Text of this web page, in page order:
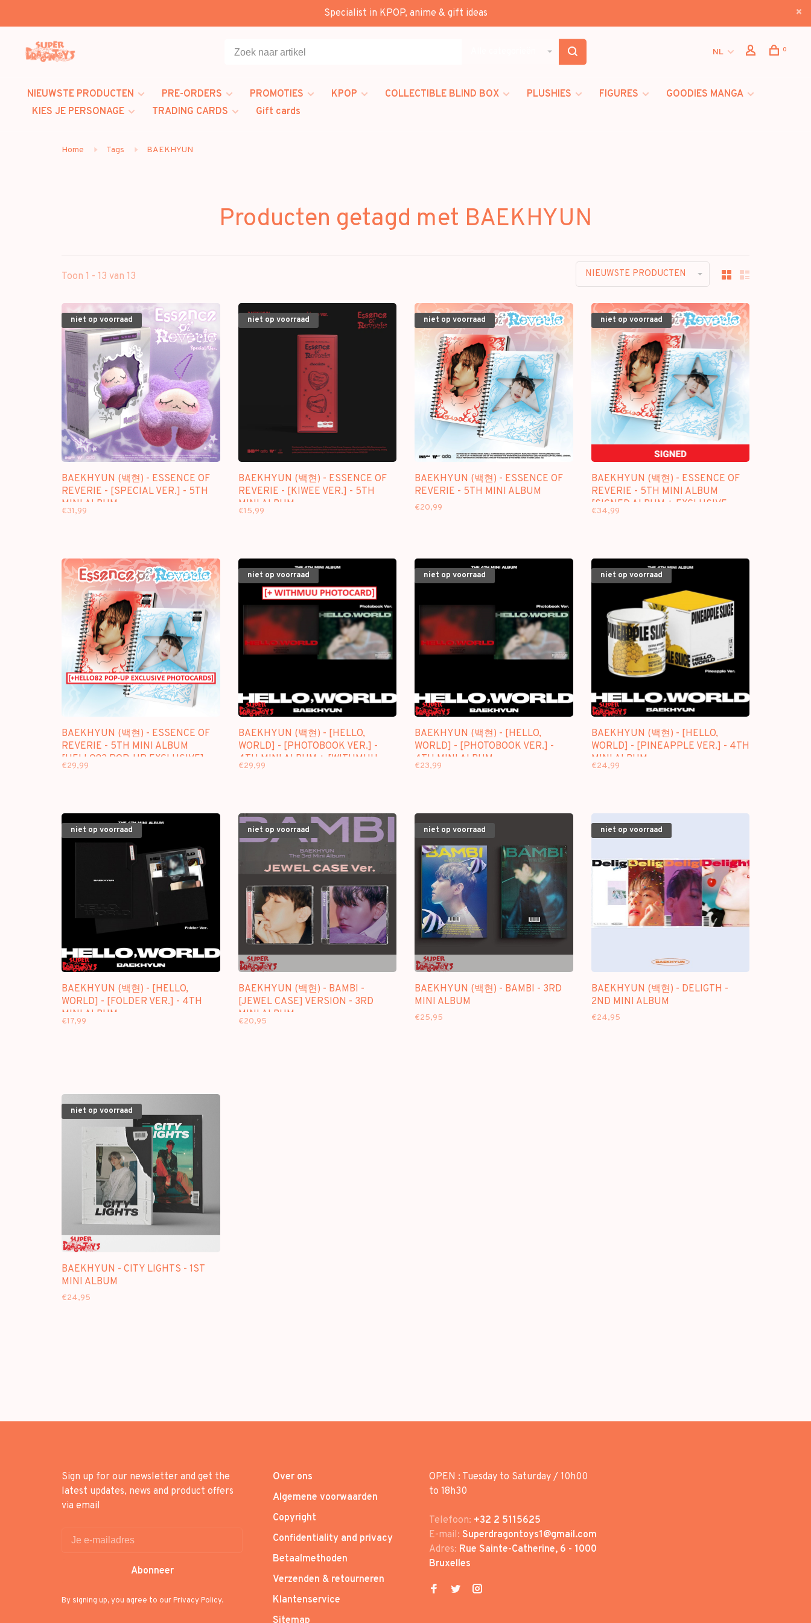
Specialist in KPOP, anime & gift ideas
NL 0
NIEUWSTE PRODUCTEN PRE-ORDERS PROMOTIES KPOP COLLECTIBLE BLIND BOX PLUSHIES FIGURES
GOODIES MANGA
KIES JE PERSONAGE
TRADING CARDS Gift cards
Home Tags BAEKHYUN
Producten getagd met BAEKHYUN
Toon 1 - 13 van 13 NIEUWSTE PRODUCTEN
niet op voorraad
BAEKHYUN (백현) - ESSENCE OF
REVERIE - [SPECIAL VER.] - 5TH
MINI ALBUM
€31,99
niet op voorraad
BAEKHYUN (백현) - ESSENCE OF
REVERIE - [KIWEE VER.] - 5TH
MINI ALBUM
€15,99
niet op voorraad
BAEKHYUN (백현) - ESSENCE OF
REVERIE - 5TH MINI ALBUM
€20,99
niet op voorraad
BAEKHYUN (백현) - ESSENCE OF
REVERIE - 5TH MINI ALBUM
[SIGNED ALBUM + EXCLUSIVE
PHOTOCARD]
€34,99
BAEKHYUN (백현) - ESSENCE OF
REVERIE - 5TH MINI ALBUM
[HELLO82 POP-UP EXCLUSIVE]
€29,99
niet op voorraad
BAEKHYUN (백현) - [HELLO,
WORLD] - [PHOTOBOOK VER.] -
4TH MINI ALBUM + [WITHMUU
PHOTOCARD]
€29,99
niet op voorraad
BAEKHYUN (백현) - [HELLO,
WORLD] - [PHOTOBOOK VER.] -
4TH MINI ALBUM
€23,99
niet op voorraad
BAEKHYUN (백현) - [HELLO,
WORLD] - [PINEAPPLE VER.] - 4TH
MINI ALBUM
€24,99
niet op voorraad
BAEKHYUN (백현) - [HELLO,
WORLD] - [FOLDER VER.] - 4TH
MINI ALBUM
€17,99
niet op voorraad
BAEKHYUN (백현) - BAMBI -
[JEWEL CASE] VERSION - 3RD
MINI ALBUM
€20,95
niet op voorraad
BAEKHYUN (백현) - BAMBI - 3RD
MINI ALBUM
€25,95
niet op voorraad
BAEKHYUN (백현) - DELIGTH -
2ND MINI ALBUM
€24,95
niet op voorraad
BAEKHYUN - CITY LIGHTS - 1ST
MINI ALBUM
€24,95
Sign up for our newsletter and get the
latest updates, news and product offers
via email
Abonneer
By signing up, you agree to our Privacy Policy.
Over ons
Algemene voorwaarden
Copyright
Confidentiality and privacy
Betaalmethoden
Verzenden & retourneren
Klantenservice
Sitemap
OPEN : Tuesday to Saturday / 10h00
to 18h30
Telefoon: +32 2 5115625
E-mail: Superdragontoys1@gmail.com
Adres: Rue Sainte-Catherine, 6 - 1000
Bruxelles